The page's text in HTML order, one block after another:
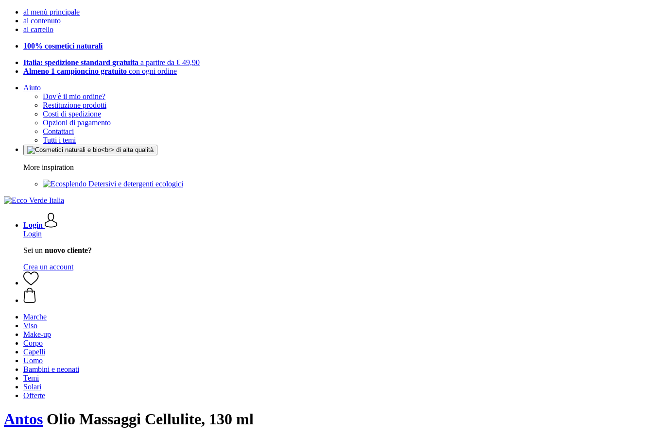
al menù principale
al contenuto
al carrello
100% cosmetici naturali
Italia: spedizione standard gratuita a partire da € 49,90
Almeno 1 campioncino gratuito con ogni ordine
Aiuto
Dov'è il mio ordine?
Restituzione prodotti
Costi di spedizione
Opzioni di pagamento
Contattaci
Tutti i temi
More inspiration
Detersivi e detergenti ecologici
Login
Login
Sei un nuovo cliente?
Crea un account
Marche
Viso
Make-up
Corpo
Capelli
Uomo
Bambini e neonati
Temi
Solari
Offerte
Antos Olio Massaggi Cellulite, 130 ml